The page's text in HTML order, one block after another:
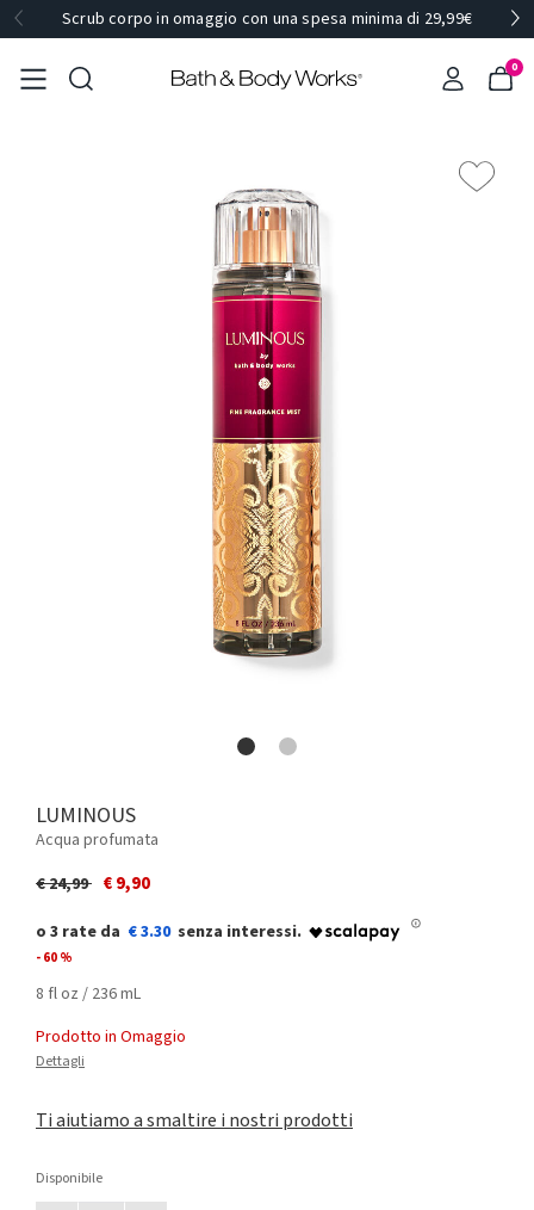
Scrub corpo in omaggio con una spesa minima di 29,99€
0
LUMINOUS
Acqua profumata
Price reduced from
€ 24,99to€ 9,90
€ 3.30
- 60 %
8 fl oz / 236 mL
Prodotto in Omaggio
Dettagli
Ti aiutiamo a smaltire i nostri prodotti
Disponibile